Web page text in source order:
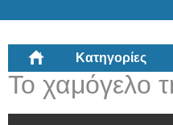
Κατηγορίες
Το χαμόγελο